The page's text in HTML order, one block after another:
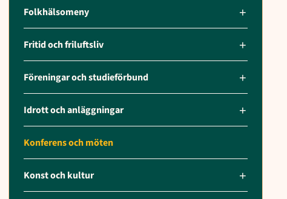
Folkhälsomeny
Fritid och friluftsliv
Föreningar och studieförbund
Idrott och anläggningar
Konferens och möten
Konst och kultur